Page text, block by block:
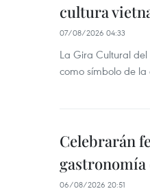
cultura
07/08/2026 04:33
La Gira Cultural
como símbolo de
Celebrarán
gastronomía
06/08/2026 20:51